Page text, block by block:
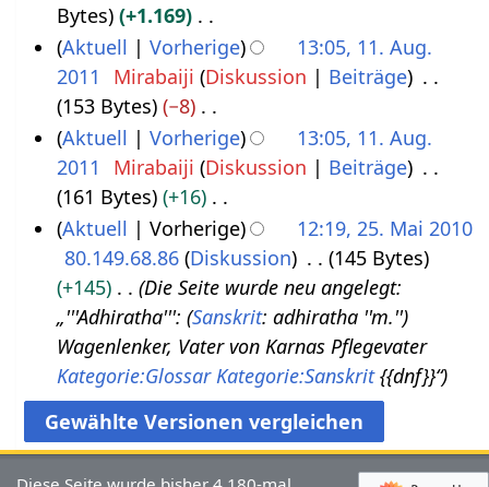
2
0v
b
Bytes
+1.169
K
e
i
n
e
B
e
a
r
e
i
t
u
n
g
1
Aktuell Vorherige
13:05, 11. Aug.
2011
Mirabaiji Diskussion
Beiträge
153 Bytes
−8
K
e
i
n
B
a
r
b
e
i
Aktuell Vorherige
13:05, 11. Aug.
2011
Mirabaiji Diskussion
Beiträge
161 Bytes
+16
K
i
e
B
e
a
r
2
0
Aktuell Vorherige
12:19, 25. Mai 2010
80.149.68.86 Diskussion
145 Bytes
+145
Die Seite wurde neu angelegt:
„'''Adhiratha''': (Sanskrit: adhiratha ''m.'')
Wagenlenker, Vater von Karnas Pflegevater
Kategorie:Glossar Kategorie:Sanskrit{{dnf}}“